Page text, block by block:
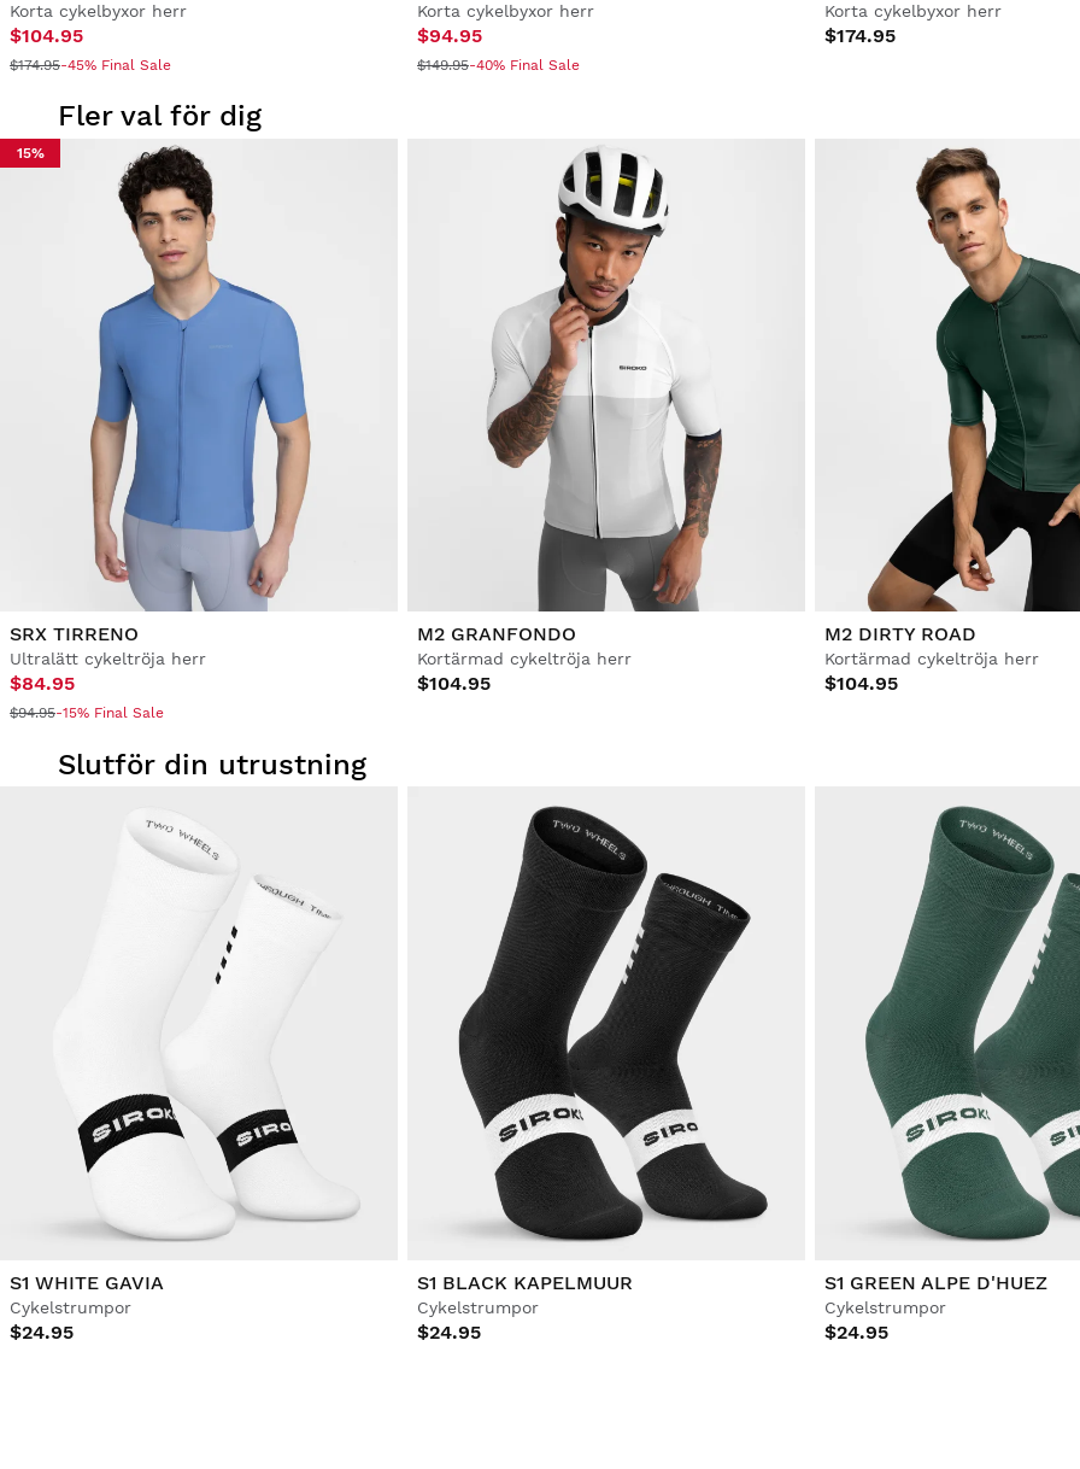
Korta cykelbyxor herr
$104.95
$174.95-45% Final Sale
Korta cykelbyxor herr
$94.95
$149.95-40% Final Sale
Korta cykelbyxor herr
$174.95
Fler val för dig
15%
SRX TIRRENO
Ultralätt cykeltröja herr
$84.95
$94.95-15% Final Sale
M2 GRANFONDO
Kortärmad cykeltröja herr
$104.95
M2 DIRTY ROAD
Kortärmad cykeltröja herr
$104.95
Slutför din utrustning
S1 WHITE GAVIA
Cykelstrumpor
$24.95
S1 BLACK KAPELMUUR
Cykelstrumpor
$24.95
S1 GREEN ALPE D'HUEZ
Cykelstrumpor
$24.95